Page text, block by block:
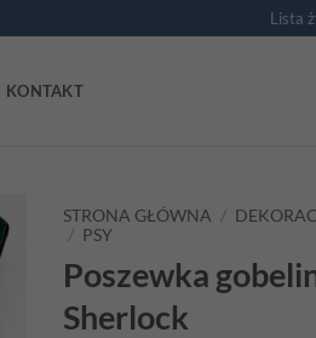
Lista
KONTAKT
STRONA GŁÓWNA /
/ PSY
Poszewka
Sherlock